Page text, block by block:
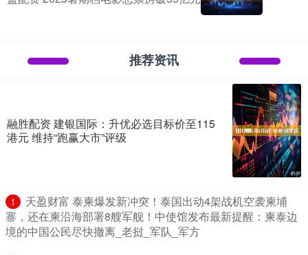
推荐资讯
融胜配资 建银国际：升优必选目标价至115
港元 维持“跑赢大市”评级
1
​天盈财富 泰柬爆发新冲突！泰国出动4架战机空袭柬埔
寨，还在柬沿海部署8艘军舰！中使馆发布最新提醒：柬泰边
境的中国公民尽快撤离_老挝_军队_军方